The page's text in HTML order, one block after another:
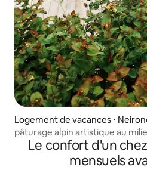
Logement de vacances ⋅
pâturage alpin artistique au
Le confort d'un
mensuels